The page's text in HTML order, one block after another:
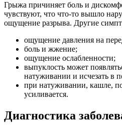
Грыжа причиняет боль и
чувствуют, что что-то вышло
ощущение разрыва. Другие
ощущение давления на
боль и жжение;
ощущение ослабленности;
выпуклость может
натуживании и исчезать в
при натуживании, кашле,
усиливается.
Диагностика